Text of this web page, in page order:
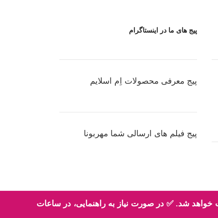
از ثبت سفارش، سفارش شما حداکثر طی 2 روز کاری تحویل پست خواهد شد. ✅ در صورت نیاز به راهنمایی، در ساعات
پیج های ما در اینستاگرام
پیج معرفی محصولات اِم اسلایم
پیج فیلم های ارسالی شما مهربونا